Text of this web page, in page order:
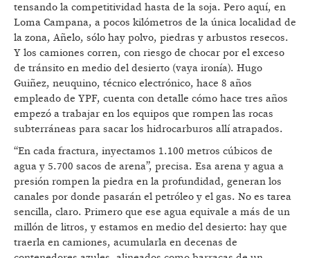
tensando la competitividad hasta de la soja. Pero aquí, en
Loma Campana, a pocos kilómetros de la única localidad de
la zona, Añelo, sólo hay polvo, piedras y arbustos resecos.
Y los camiones corren, con riesgo de chocar por el exceso
de tránsito en medio del desierto (vaya ironía). Hugo
Guiñez, neuquino, técnico electrónico, hace 8 años
empleado de YPF, cuenta con detalle cómo hace tres años
empezó a trabajar en los equipos que rompen las rocas
subterráneas para sacar los hidrocarburos allí atrapados.
“En cada fractura, inyectamos 1.100 metros cúbicos de
agua y 5.700 sacos de arena”, precisa. Esa arena y agua a
presión rompen la piedra en la profundidad, generan los
canales por donde pasarán el petróleo y el gas. No es tarea
sencilla, claro. Primero que ese agua equivale a más de un
millón de litros, y estamos en medio del desierto: hay que
traerla en camiones, acumularla en decenas de